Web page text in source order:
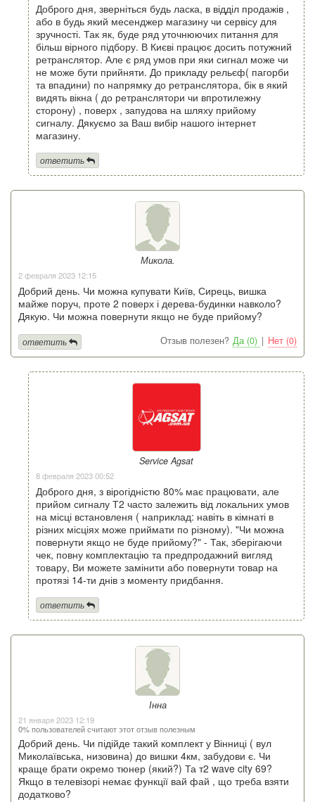
Доброго дня, зверніться будь ласка, в відділ продажів ,
або в будь який месенджер магазину чи сервісу для
зручності. Так як, буде ряд уточнюючих питання для
більш вірного підбору. В Києві працює досить потужний
ретранслятор. Але є ряд умов при яки сигнал може чи
не може бути прийняти. До прикладу рельєф( пагорби
та впадини) по напрямку до ретранслятора, бік в який
видять вікна ( до ретранслятори чи впротилежну
сторону) , поверх , запудова на шляху прийому
сигналу. Дякуємо за Ваш вибір нашого інтернет
магазину.
ответить
Микола.
2 февраля 2023 12:15
Добрий день. Чи можна купувати Київ, Сирець, вишка
майже поруч, проте 2 поверх і дерева-будинки навколо?
Дякую. Чи можна повернути якщо не буде прийому?
Отзыв полезен? Да (0) | Нет (0)
ответить
Service Agsat
8 февраля 2023 00:52
Доброго дня, з вірогідністю 80% має працювати, але
прийом сигналу Т2 часто залежить від локальних умов
на місці встановленя ( наприклад: навіть в кімнаті в
різних місціях може приймати по різному). "Чи можна
повернути якщо не буде прийому?" - Так, зберігаючи
чек, повну комплектацію та предпродажний вигляд
товару, Ви можете замінити або повернути товар на
протязі 14-ти днів з моменту придбання.
ответить
Інна
21 января 2023 12:19
0% пользователей считают этот отзыв полезным
Добрий день. Чи підійде такий комплект у Вінниці ( вул
Миколаївська, низовина) до вишки 4км, забудови є. Чи
краще брати окремо тюнер (який?) Та т2 wave city 69?
Якщо в телевізорі немає функції вай фай , що треба взяти
додатково?